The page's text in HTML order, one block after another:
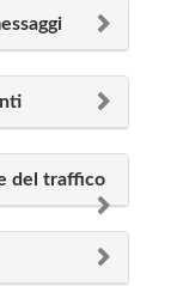
del traffico